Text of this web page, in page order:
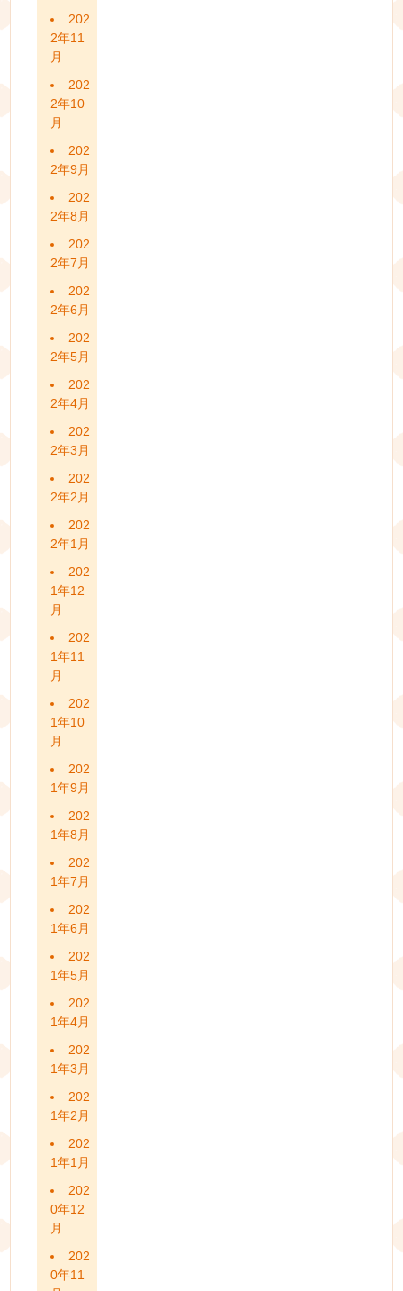
202
2年11
月
202
2年10
月
202
2年9月
202
2年8月
202
2年7月
202
2年6月
202
2年5月
202
2年4月
202
2年3月
202
2年2月
202
2年1月
202
1年12
月
202
1年11
月
202
1年10
月
202
1年9月
202
1年8月
202
1年7月
202
1年6月
202
1年5月
202
1年4月
202
1年3月
202
1年2月
202
1年1月
202
0年12
月
202
0年11